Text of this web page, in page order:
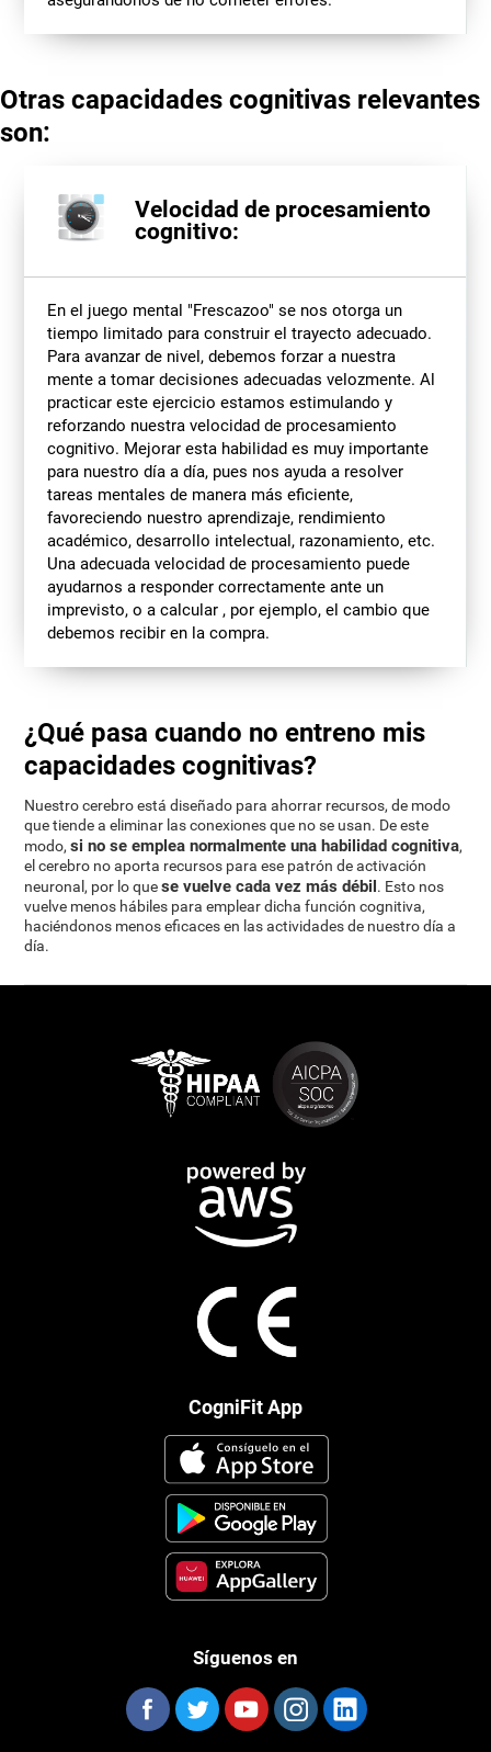
Otras capacidades cognitivas relevantes
son:
Velocidad de procesamiento
cognitivo:
En el juego mental "Frescazoo" se nos otorga un
tiempo limitado para construir el trayecto adecuado.
Para avanzar de nivel, debemos forzar a nuestra
mente a tomar decisiones adecuadas velozmente. Al
practicar este ejercicio estamos estimulando y
reforzando nuestra velocidad de procesamiento
cognitivo. Mejorar esta habilidad es muy importante
para nuestro día a día, pues nos ayuda a resolver
tareas mentales de manera más eficiente,
favoreciendo nuestro aprendizaje, rendimiento
académico, desarrollo intelectual, razonamiento, etc.
Una adecuada velocidad de procesamiento puede
ayudarnos a responder correctamente ante un
imprevisto, o a calcular , por ejemplo, el cambio que
debemos recibir en la compra.
¿Qué pasa cuando no entreno mis
capacidades cognitivas?
Nuestro cerebro está diseñado para ahorrar recursos, de modo
que tiende a eliminar las conexiones que no se usan. De este
modo,si no se emplea normalmente una habilidad cognitiva,
el cerebro no aporta recursos para ese patrón de activación
neuronal, por lo quese vuelve cada vez más débil. Esto nos
vuelve menos hábiles para emplear dicha función cognitiva,
haciéndonos menos eficaces en las actividades de nuestro día a
día.
CogniFit App
Síguenos en